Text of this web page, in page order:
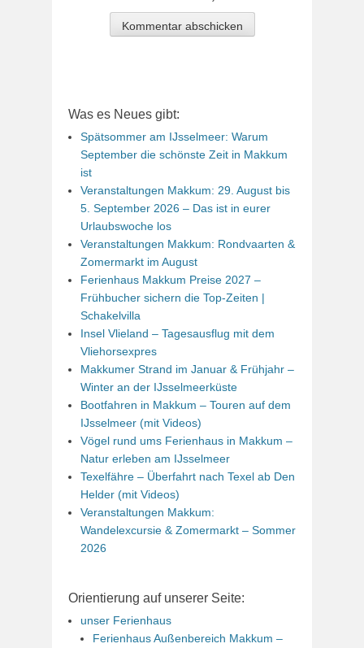
Was es Neues gibt:
Spätsommer am IJsselmeer: Warum
September die schönste Zeit in Makkum
ist
Veranstaltungen Makkum: 29. August bis
5. September 2026 – Das ist in eurer
Urlaubswoche los
Veranstaltungen Makkum: Rondvaarten &
Zomermarkt im August
Ferienhaus Makkum Preise 2027 –
Frühbucher sichern die Top-Zeiten |
Schakelvilla
Insel Vlieland – Tagesausflug mit dem
Vliehorsexpres
Makkumer Strand im Januar & Frühjahr –
Winter an der IJsselmeerküste
Bootfahren in Makkum – Touren auf dem
IJsselmeer (mit Videos)
Vögel rund ums Ferienhaus in Makkum –
Natur erleben am IJsselmeer
Texelfähre – Überfahrt nach Texel ab Den
Helder (mit Videos)
Veranstaltungen Makkum:
Wandelexcursie & Zomermarkt – Sommer
2026
Orientierung auf unserer Seite:
unser Ferienhaus
Ferienhaus Außenbereich Makkum –